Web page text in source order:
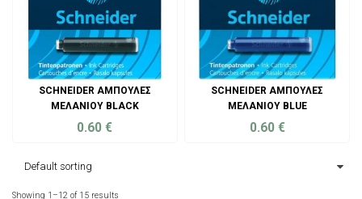
SCHNEIDER ΑΜΠΟΎΛΕΣ
ΜΕΛΑΝΙΟΎ BLACK
0.60€
SCHNEIDER ΑΜΠΟΎΛΕΣ
ΜΕΛΑΝΙΟΎ BLUE
0.60 €
Showing 1–12 of 15 results